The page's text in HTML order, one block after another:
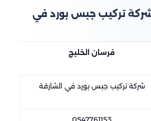
تركيب جبس بورد في
فرسان الخليج
شركة تركيب جبس بورد في الشارقة